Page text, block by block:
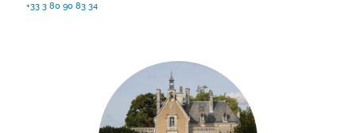
+33 3 80 90 83 34